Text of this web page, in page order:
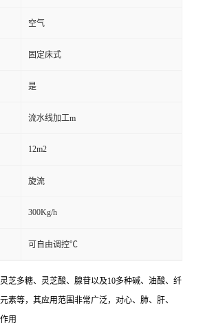
空气
固定床式
是
流水线加工m
12m2
旋流
300Kg/h
可自由调控℃
芝多糖、灵芝酸、腺苷以及10多种碱、油酸、纤
素等，其应用范围非常广泛，对心、肺、肝、
用